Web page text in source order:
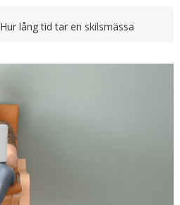
Hur lång tid tar en skilsmässa